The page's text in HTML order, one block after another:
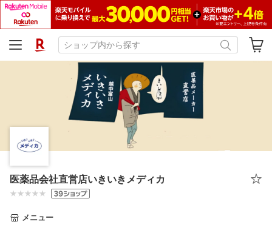
医薬品会社直営店いきいきメディカ
メニュー